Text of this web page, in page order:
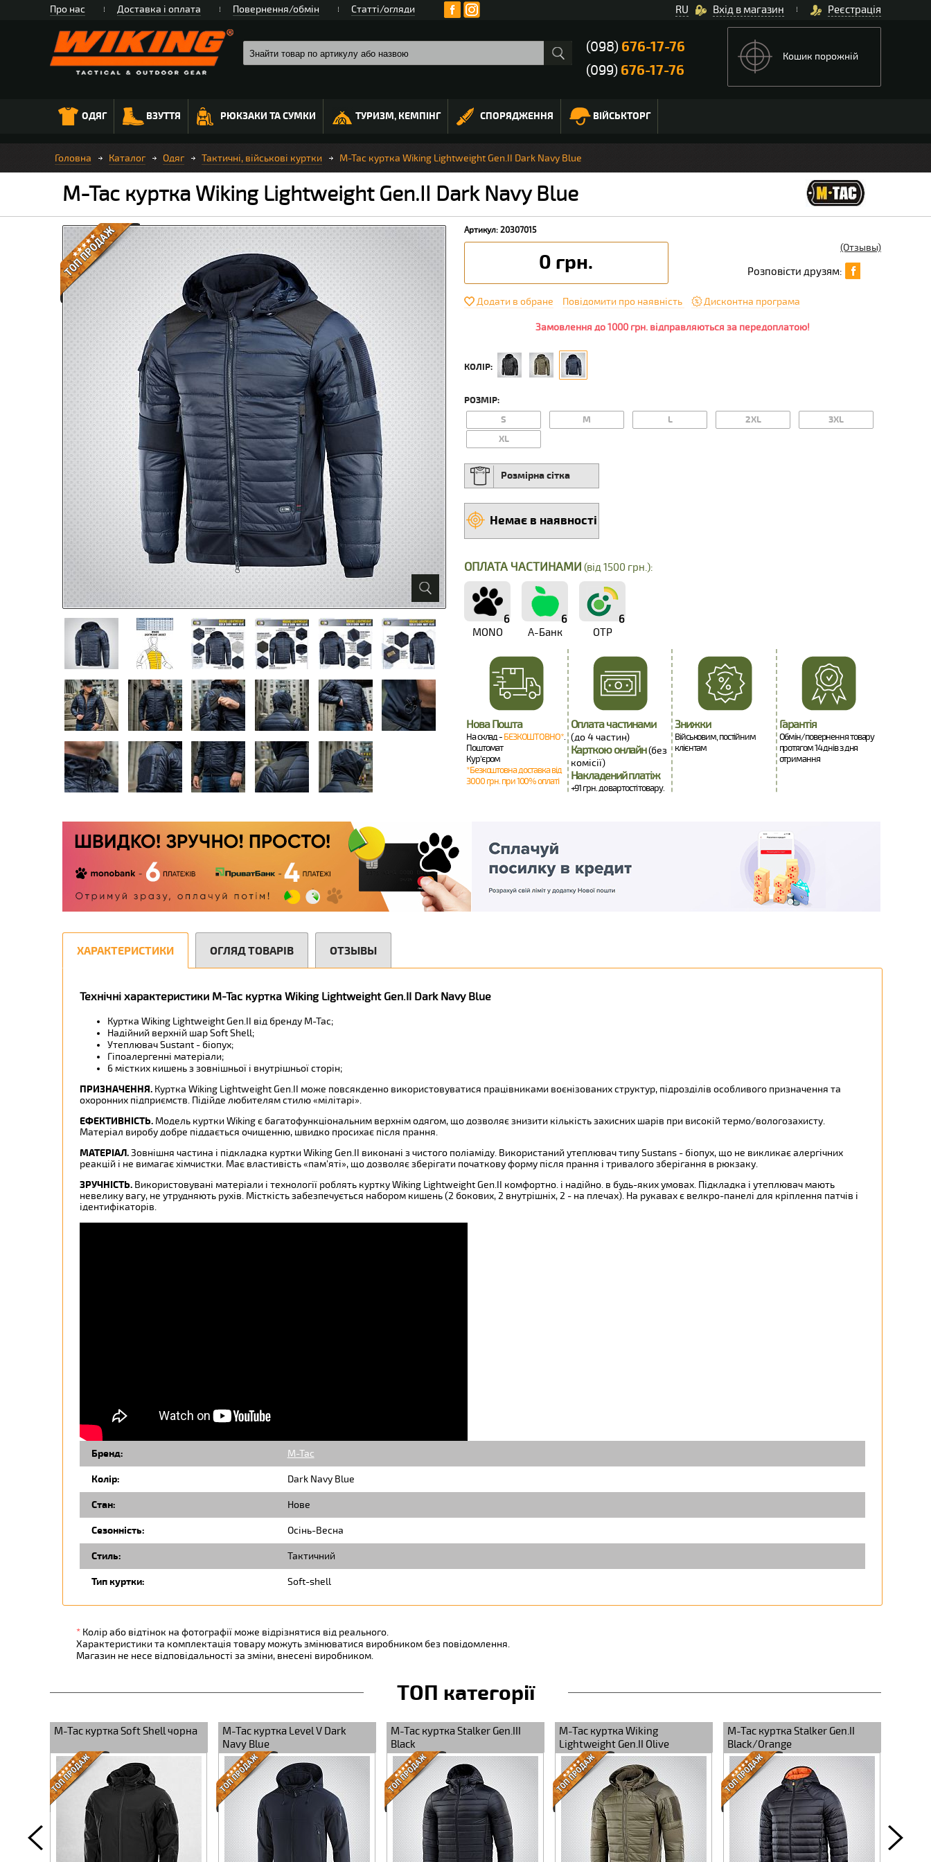
Про нас Доставка і оплата Повернення/обмін Статті/огляди Вхід в магазин Реєстрація
RU
(098) 676-17-76
(099) 676-17-76
Кошик порожній
ОДЯГ ВЗУТТЯ РЮКЗАКИ ТА СУМКИ ТУРИЗМ, КЕМПІНГ СПОРЯДЖЕННЯ ВІЙСЬКТОРГ
Головна Каталог Одяг Тактичні, військові куртки M-Tac куртка Wiking Lightweight Gen.II Dark Navy Blue
M-Tac куртка Wiking Lightweight Gen.II Dark Navy Blue
Артикул: 20307015
0 грн.
(Отзывы)
Розповісти друзям:
Додати в обране Повідомити про наявність Дисконтна програма
Замовлення до 1000 грн. відправляються за передоплатою!
КОЛІР:
РОЗМІР:
S
M L 2XL
3XL
XL
Розмірна сітка
Немає в наявності
ОПЛАТА ЧАСТИНАМИ (від 1500 грн.):
6
MONO
6
А-Банк
6
OTP
Нова Пошта
На склад -БЕЗКОШТОВНО*.
Поштомат
Кур'єром
*Безкоштовна доставка від
3000 грн. при 100% оплаті
Оплата частинами
(до 4 частин)
Карткою онлайн(без
комісії)
Накладений платіж
+91 грн. до вартості товару.
Знижки
Військовим, постійним
клієнтам
Гарантія
Обмін/повернення товару
протягом 14 днів з дня
отримання
ХАРАКТЕРИСТИКИ
Технічні характеристики M-Tac куртка Wiking Lightweight Gen.II Dark Navy Blue
Куртка Wiking Lightweight Gen.II від бренду М-Тас;
Надійний верхній шар Soft Shell;
Утеплювач Sustant - біопух;
Гіпоалергенні матеріали;
6 містких кишень з зовнішньої і внутрішньої сторін;
ПРИЗНАЧЕННЯ.Куртка Wiking Lightweight Gen.II може повсякденно використовуватися працівниками воєнізованих структур, підрозділів особливого призначення та
охоронних підприємств. Підійде любителям стилю «мілітарі».
ЕФЕКТИВНІСТЬ.Модель куртки Wiking є багатофункціональним верхнім одягом, що дозволяє знизити кількість захисних шарів при високій термо/вологозахисту.
Матеріал виробу добре піддається очищенню, швидко просихає після прання.
МАТЕРІАЛ.Зовнішня частина і підкладка куртки Wiking Gen.II виконані з чистого поліаміду. Використаний утеплювач типу Sustans - біопух, що не викликає алергічних
реакцій і не вимагає хімчистки. Має властивість «пам'яті», що дозволяє зберігати початкову форму після прання і тривалого зберігання в рюкзаку.
ЗРУЧНІСТЬ.Використовувані матеріали і технології роблять куртку Wiking Lightweight Gen.II комфортно. і надійно. в будь-яких умовах. Підкладка і утеплювач мають
невелику вагу, не утрудняють рухів. Місткість забезпечується набором кишень (2 бокових, 2 внутрішніх, 2 - на плечах). На рукавах є велкро-панелі для кріплення патчів і
ідентифікаторів.
Бренд: M-Tac
Колір: Dark Navy Blue
Стан: Нове
Сезонність: Осінь-Весна
Стиль: Тактичний
Тип куртки: Soft-shell
ОГЛЯД ТОВАРІВ ОТЗЫВЫ
* Колір або відтінок на фотографії може відрізнятися від реального.
Характеристики та комплектація товару можуть змінюватися виробником без повідомлення.
Магазин не несе відповідальності за зміни, внесені виробником.
ТОП категорії
M-Tac куртка Soft Shell чорна
M-Tac куртка Level V Dark
Navy Blue
M-Tac куртка Stalker Gen.III
Black
M-Tac куртка Wiking
Lightweight Gen.II Olive
M-Tac куртка Stalker Gen.II
Black/Orange